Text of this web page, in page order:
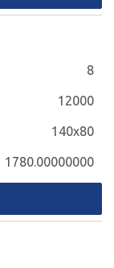
8
12000
140x80
1780.00000000